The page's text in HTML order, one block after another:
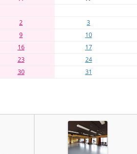
2
3
9
10
16
17
23
24
30
31